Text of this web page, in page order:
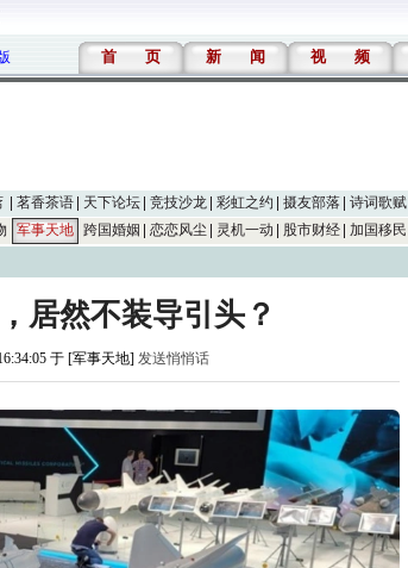
首 页 新 闻 视 频
茗香茶语 天下论坛 竞技沙龙 彩虹之约 摄友部落 诗词歌赋
军事天地 跨国婚姻 恋恋风尘 灵机一动 股市财经 加国移民
居然不装导引头？
于 [军事天地] 发送悄悄话